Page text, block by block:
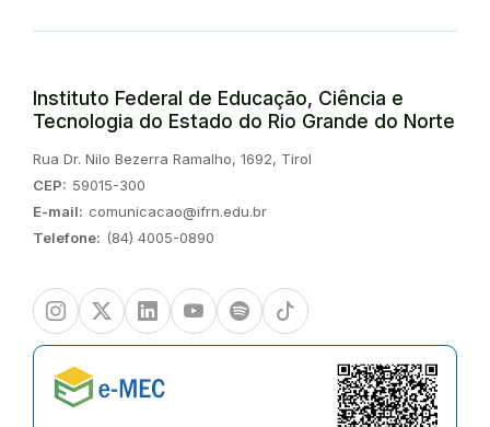
Instituto Federal de Educação, Ciência e
Tecnologia do Estado do Rio Grande do Norte
Endereço:
Rua Dr. Nilo Bezerra Ramalho, 1692, Tirol
CEP: 59015-300
E-mail: comunicacao@ifrn.edu.br
Telefone: (84) 4005-0890
InstagramTwitter/XLinkedinYoutubeSpotify TikTok